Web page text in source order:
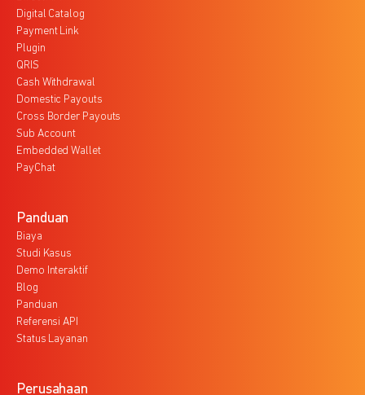
Digital Catalog
Payment Link
Plugin
QRIS
Cash Withdrawal
Domestic Payouts
Cross Border Payouts
Sub Account
Embedded Wallet
PayChat
Panduan
Biaya
Studi Kasus
Demo Interaktif
Blog
Panduan
Referensi API
Status Layanan
Perusahaan